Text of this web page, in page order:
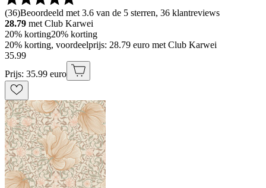
(36)Beoordeeld met 3.6 van de 5 sterren, 36 klantreviews
28.79 met Club Karwei
20% korting20% korting
20% korting, voordeelprijs: 28.79 euro met Club Karwei
35.99
Prijs: 35.99 euro